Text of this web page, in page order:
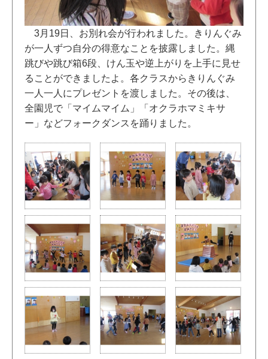
3月19日、お別れ会が行われました。きりんぐみ
が一人ずつ自分の得意なことを披露しました。縄
跳びや跳び箱6段、けん玉や逆上がりを上手に見せ
ることができましたよ。各クラスからきりんぐみ
一人一人にプレゼントを渡しました。その後は、
全園児で「マイムマイム」「オクラホマミキサ
ー」などフォークダンスを踊りました。